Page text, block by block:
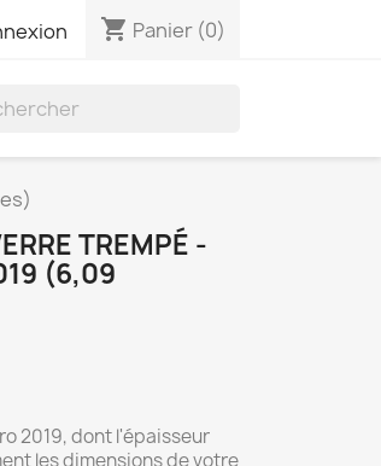
shopping_cart Panier (0)

TREMPÉ -
(6,09
2019, dont l'épaisseur
les dimensions de votre